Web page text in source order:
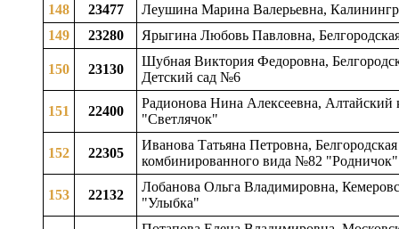
148
23477
Леушина Марина Валерьевна,
149
23280 Ярыгина Любовь Павловна,
150 23130
Шубная Виктория Федоровна,
Детский сад №6
151 22400
Радионова Нина Алексеевна,
"Светлячок"
152 22305
Иванова Татьяна Петровна,
комбинированного вида №82 "Родничок"
153 22132
Лобанова Ольга Владимировна,
"Улыбка"